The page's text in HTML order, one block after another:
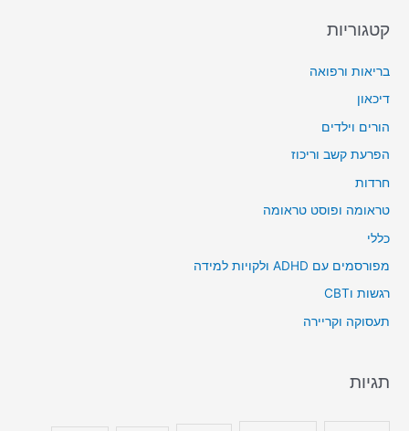
קטגוריות
בריאות ורפואה
דיכאון
הורים וילדים
הפרעת קשב וריכוז
חרדות
טראומה ופוסט טראומה
כללי
מפורסמים עם ADHD ולקויות למידה
רגשות וCBT
תעסוקה וקריירה
תגיות